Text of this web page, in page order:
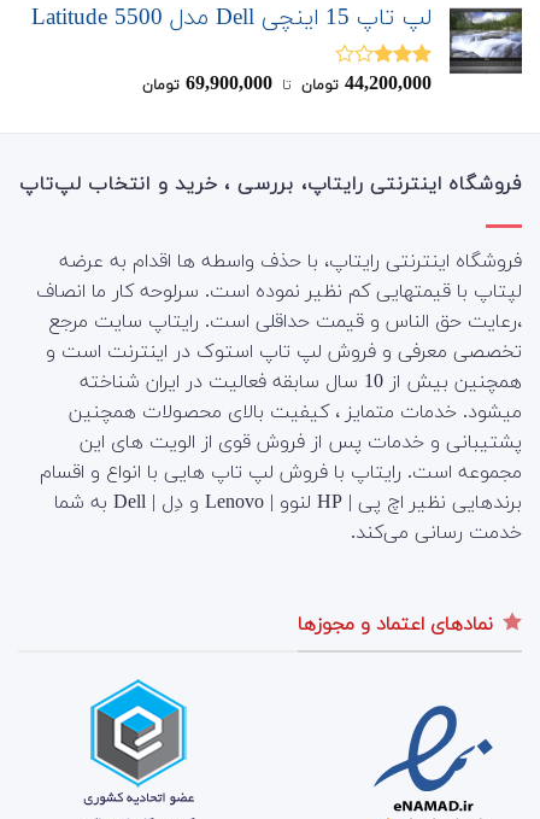
لپ تاپ 15 اینچی Dell مدل Latitude 5500
نمره
44,200,000 تومان ‌ تا ‌ 69,900,000 تومان
فروشگاه اینترنتی رایتاپ، بررسی ، خرید و انتخاب لپ‌تاپ
فروشگاه اینترنتی رایتاپ، با حذف واسطه ها اقدام به عرضه
لپتاپ با قیمتهایی کم نظیر نموده است. سرلوحه کار ما انصاف
،رعایت حق الناس و قیمت حداقلی است. رایتاپ سایت مرجع
تخصصی معرفی و فروش لپ تاپ استوک در اینترنت است و
همچنین بیش از 10 سال سابقه فعالیت در ایران شناخته
میشود. خدمات متمایز ، کیفیت بالای محصولات همچنین
پشتیبانی و خدمات پس از فروش قوی از الویت های این
مجموعه است. رایتاپ با فروش لپ تاپ هایی با انواع و اقسام
برندهایی نظیر اچ پی | HP لنوو | Lenovo و دِل | Dell به شما
خدمت رسانی می‌کند.
نمادهای اعتماد و مجوزها